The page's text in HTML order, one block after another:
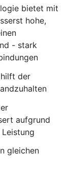
bietet mit
hohe,
- stark
der
aufgrund
gleichen